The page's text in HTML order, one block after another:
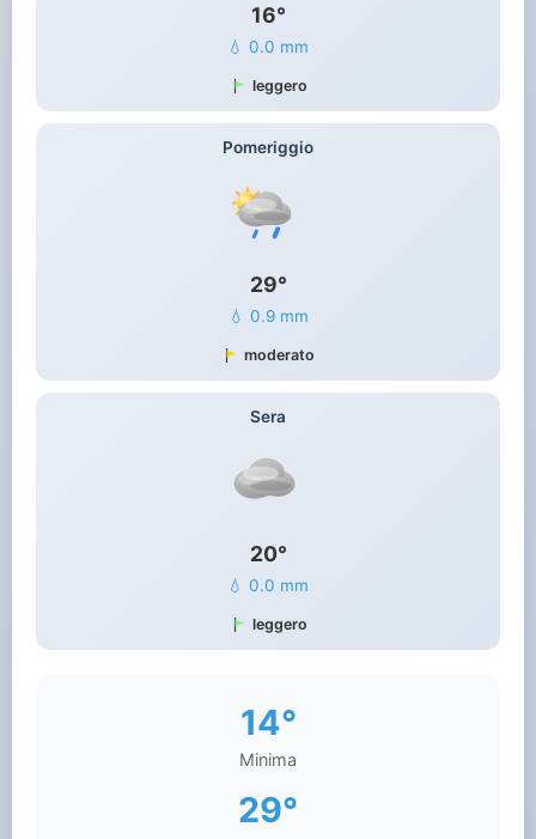
16°
💧 0.0 mm
leggero
Pomeriggio
29°
💧 0.9 mm
moderato
Sera
20°
💧 0.0 mm
leggero
14°
Minima
29°